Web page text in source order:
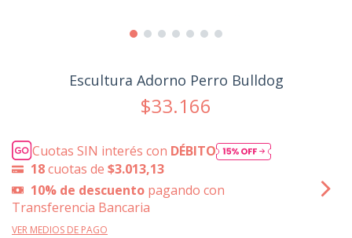
Escultura Adorno Perro Bulldog
$33.166
Cuotas SIN interés con DÉBITO
18cuotas de $3.013,13
10% de descuento pagando con
Transferencia Bancaria
VER MEDIOS DE PAGO